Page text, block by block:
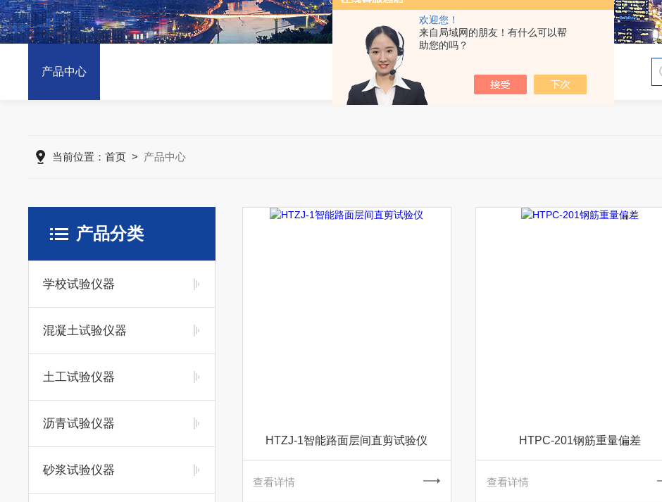
欢迎您！
来自局域网的朋友！有什么可以帮
助您的吗？
产品中心
当前位置：首页 > 产品中心
产品分类
学校试验仪器
混凝土试验仪器
土工试验仪器
沥青试验仪器
砂浆试验仪器
HTZJ-1智能路面层间直剪试验仪
查看详情
HTPC-201钢筋重量偏差
查看详情